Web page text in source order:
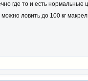
где то и есть нормальные
ловить до 100 кг